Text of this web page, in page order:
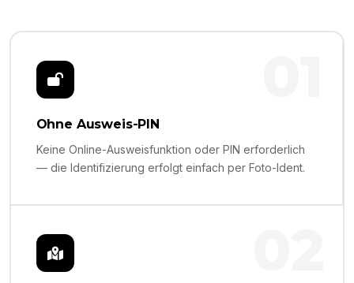
Ohne Ausweis-PIN
Keine Online-Ausweisfunktion oder PIN erforderlich
— die Identifizierung erfolgt einfach per Foto-Ident.